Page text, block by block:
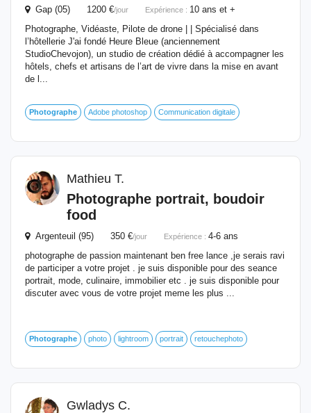
Gap (05) 1200 €/jour Expérience : 10 ans et +
Photographe, Vidéaste, Pilote de drone | | Spécialisé dans
l’hôtellerie J'ai fondé Heure Bleue (anciennement
StudioChevojon), un studio de création dédié à accompagner les
hôtels, chefs et artisans de l’art de vivre dans la mise en avant
de l...
Photographe Adobe photoshop Communication digitale
Mathieu T.
Photographe portrait, boudoir
food
Argenteuil (95) 350 €/jour Expérience : 4-6 ans
photographe de passion maintenant ben free lance ,je serais ravi
de participer a votre projet . je suis disponible pour des seance
portrait, mode, culinaire, immobilier etc . je suis disponible pour
discuter avec vous de votre projet meme les plus ...
Photographe photo lightroom portrait retouchephoto
Gwladys C.